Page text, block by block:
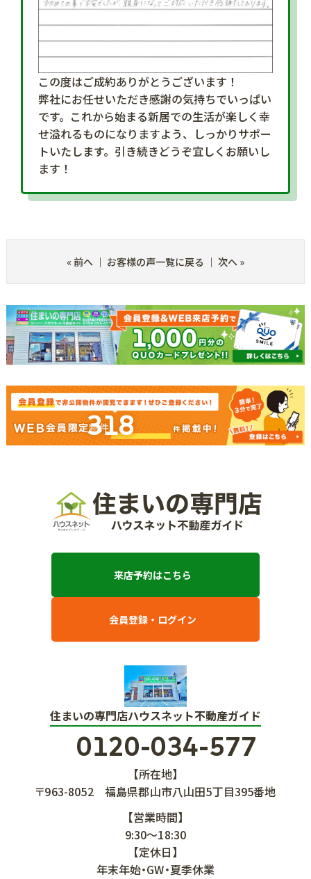
この度はご成約ありがとうございます！
弊社にお任せいただき感謝の気持ちでいっぱい
です。これから始まる新居での生活が楽しく幸
せ溢れるものになりますよう、しっかりサポー
トいたします。引き続きどうぞ宜しくお願いし
ます！
« 前へ｜ お客様の声一覧に戻る ｜ 次へ»
318
来店予約はこちら
会員登録・ログイン
住まいの専門店ハウスネット不動産ガイド
0120-034-577
【所在地】
〒963-8052
福島県郡山市八山田5丁目395番地
【営業時間】
9:30～18:30
【定休日】
年末年始・GW・夏季休業